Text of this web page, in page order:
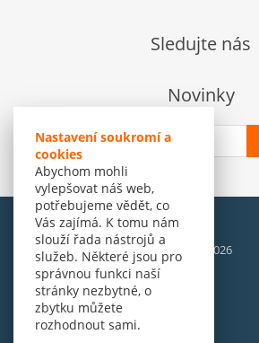
Nastavení soukromí a
cookies
Abychom mohli
vylepšovat náš web,
potřebujeme vědět, co
Vás zajímá. K tomu nám
slouží řada nástrojů a
služeb. Některé jsou pro
správnou funkci naší
stránky nezbytné, o
zbytku můžete
rozhodnout sami.
Sledujte nás
Novinky
© Amenit Software Solutions, 1998 - 2026
Powered by nopCommerce